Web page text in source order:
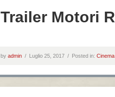
Trailer Motori
by admin / Luglio 25, 2017 / Posted in: Cinema